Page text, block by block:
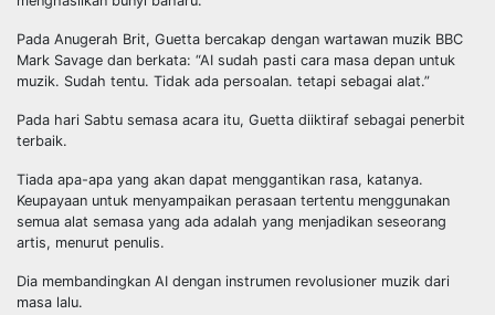
Pada Anugerah Brit, Guetta bercakap dengan wartawan muzik BBC
Mark Savage dan berkata: “AI sudah pasti cara masa depan untuk
muzik. Sudah tentu. Tidak ada persoalan. tetapi sebagai alat.”
Pada hari Sabtu semasa acara itu, Guetta diiktiraf sebagai penerbit
terbaik.
Tiada apa-apa yang akan dapat menggantikan rasa, katanya.
Keupayaan untuk menyampaikan perasaan tertentu menggunakan
semua alat semasa yang ada adalah yang menjadikan seseorang
artis, menurut penulis.
Dia membandingkan AI dengan instrumen revolusioner muzik dari
masa lalu.